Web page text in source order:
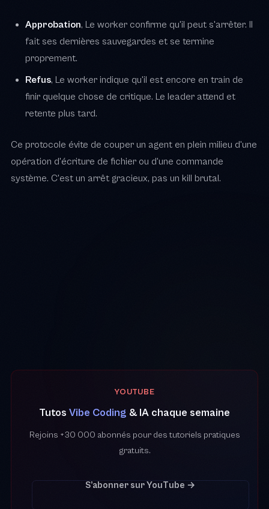
Approbation, Le worker confirme qu'il peut s'arrêter. Il
fait ses dernières sauvegardes et se termine
proprement.
Refus, Le worker indique qu'il est encore en train de
finir quelque chose de critique. Le leader attend et
retente plus tard.
Ce protocole évite de couper un agent en plein milieu d'une
opération d'écriture de fichier ou d'une commande
système. C'est un arrêt gracieux, pas un kill brutal.
YOUTUBE
Tutos Vibe Coding & IA chaque semaine
Rejoins +30 000 abonnés pour des tutoriels pratiques
gratuits.
S’abonner sur YouTube →